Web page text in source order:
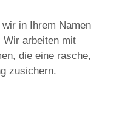
in Ihrem Namen
Wir arbeiten mit
die eine rasche,
zusichern.